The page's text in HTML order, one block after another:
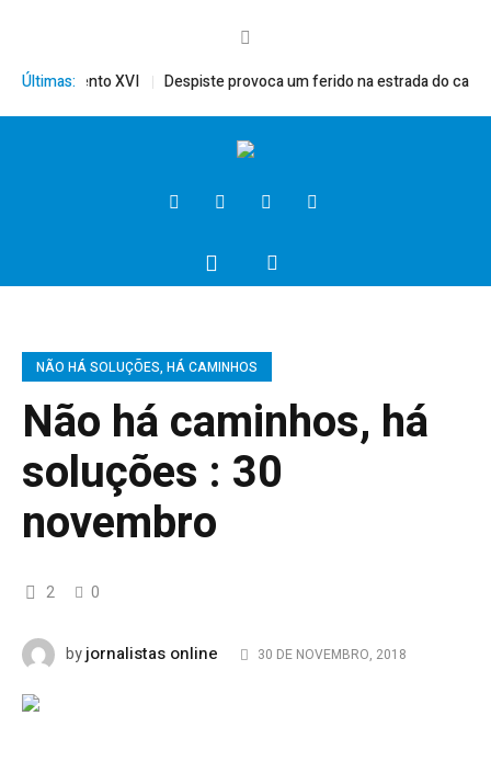
Últimas:Bento XVI Despiste provoca um ferido na estrada do campo
NÃO HÁ SOLUÇÕES, HÁ CAMINHOS
Não há caminhos, há
soluções : 30
novembro
2 0
byjornalistas online 30 DE NOVEMBRO, 2018